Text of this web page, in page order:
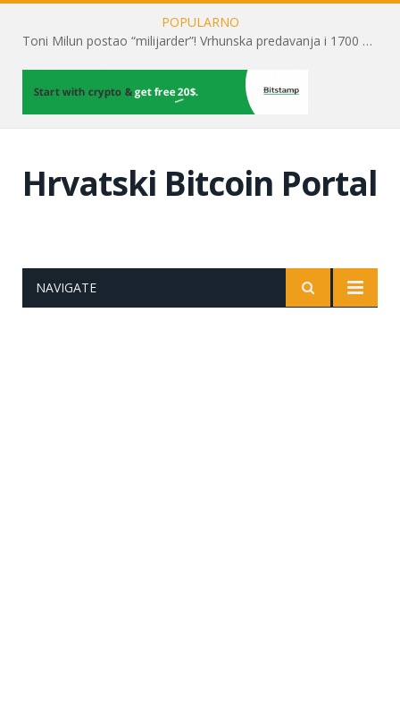
POPULARNO
Toni Milun postao “milijarder”! Vrhunska predavanja i 1700 posjetitelja obilježili su mjesec financijske pismenosti
Hrvatski Bitcoin Portal
NAVIGATE